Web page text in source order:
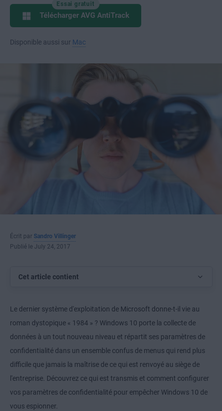
Essai gratuit
Télécharger AVG AntiTrack
Disponible aussi sur Mac
Écrit par Sandro Villinger
Publié le July 24, 2017
Cet article contient
Le dernier système d'exploitation de Microsoft donne-t-il vie au
roman dystopique « 1984 » ? Windows 10 porte la collecte de
données à un tout nouveau niveau et répartit ses paramètres de
confidentialité dans un ensemble confus de menus qui rend plus
difficile que jamais la maîtrise de ce qui est renvoyé au siège de
l'entreprise. Découvrez ce qui est transmis et comment configurer
vos paramètres de confidentialité pour empêcher Windows 10 de
vous espionner.